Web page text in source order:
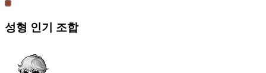
성형 인기 조합